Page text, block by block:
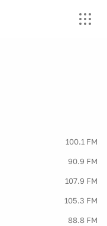
100.1 FM
90.9 FM
107.9 FM
105.3 FM
88.8 FM